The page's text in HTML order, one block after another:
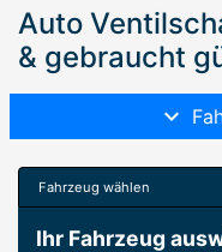
Auto
& gebraucht
Fahrzeug wählen
Ihr Fahrzeug